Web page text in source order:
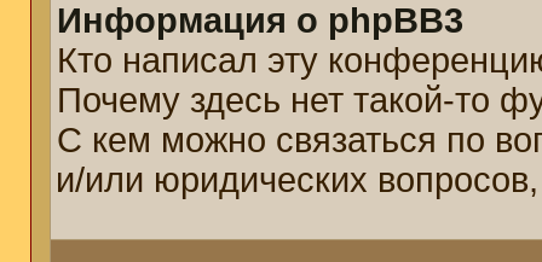
Информация о phpBB3
Кто написал эту
Почему здесь нет такой-то
С кем можно связаться по
и/или юридических